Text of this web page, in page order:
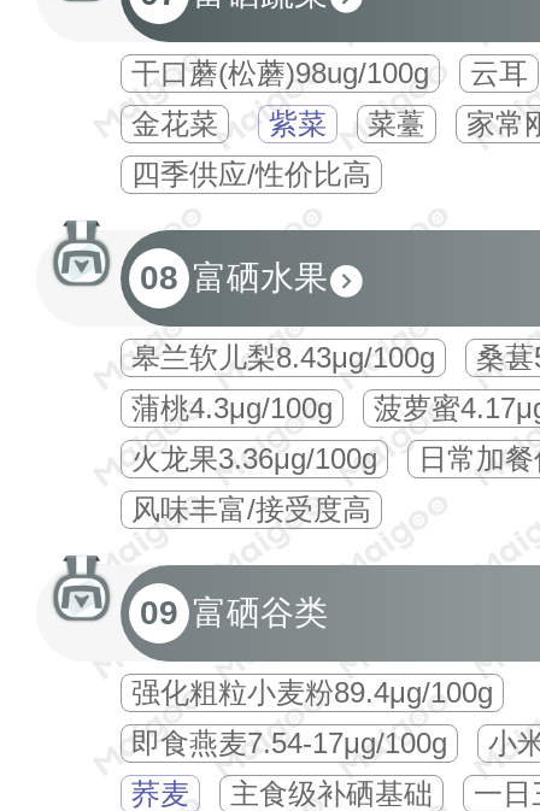
干口蘑(松蘑)98ug/100g
云耳
金花菜
紫菜 菜薹
家常
四季供应/性价比高
08 富硒水果
皋兰软儿梨8.43μg/100g
桑
蒲桃4.3μg/100g
菠萝蜜
火龙果3.36μg/100g
日常加
风味丰富/接受度高
09 富硒谷类
强化粗粒小麦粉89.4μg/100g
即食燕麦7.54-17μg/100g
小
荞麦
主食级补硒基础 一日